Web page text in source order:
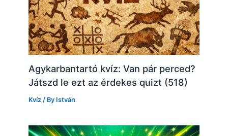
Agykarbantartó kvíz: Van pár perced?
Játszd le ezt az érdekes quizt (518)
Kvíz / By István